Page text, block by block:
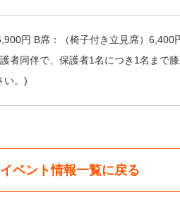
円 B席：（椅子付き立見席）
者同伴で、保護者1名につき1名まで
い。)
イベント情報一覧に戻る